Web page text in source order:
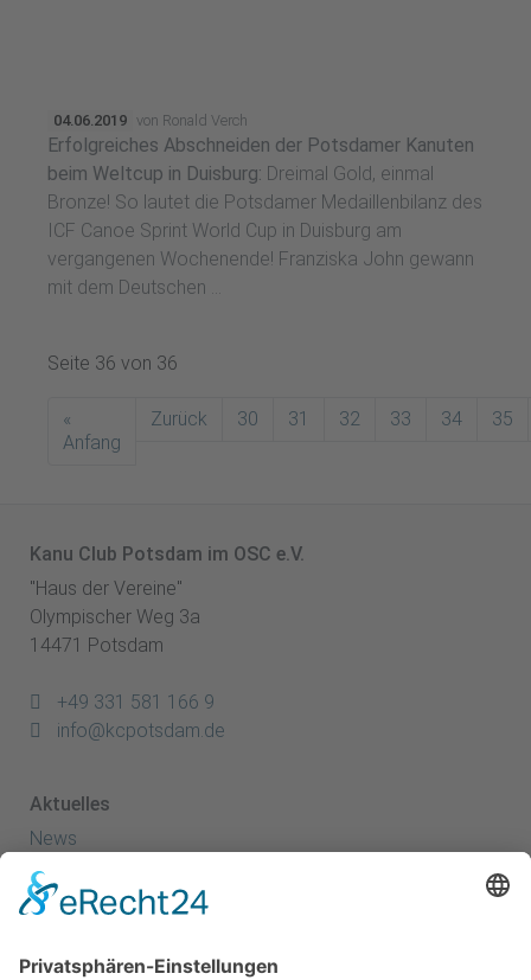
04.06.2019 von Ronald Verch
Erfolgreiches Abschneiden der Potsdamer Kanuten
beim Weltcup in Duisburg: Dreimal Gold, einmal
Bronze! So lautet die Potsdamer Medaillenbilanz des
ICF Canoe Sprint World Cup in Duisburg am
vergangenen Wochenende! Franziska John gewann
mit dem Deutschen ...
Seite 36 von 36
«
Anfang
Zurück 30 31 32 33 34 35
Kanu Club Potsdam im OSC e.V.
"Haus der Vereine"
Olympischer Weg 3a
14471 Potsdam
+49 331 581 166 9
info@kcpotsdam.de
Aktuelles
News
Termine
Kanuspitze